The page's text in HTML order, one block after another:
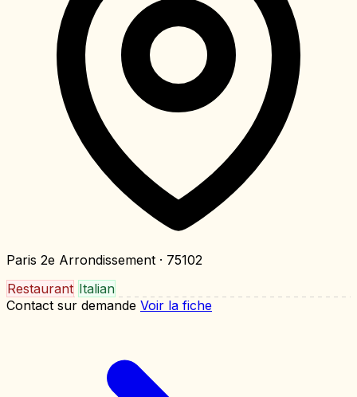
Paris 2e Arrondissement · 75102
Restaurant Italian
Contact sur demande Voir la fiche